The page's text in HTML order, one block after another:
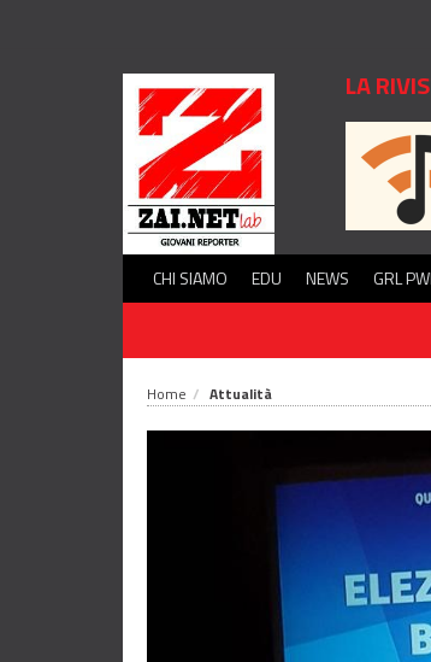
LA
CHI SIAMO EDU NEWS GRL
Home Attualità